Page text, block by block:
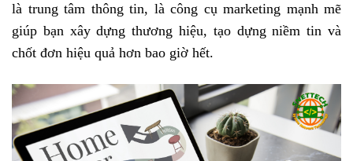
là trung tâm thông tin, là công cụ marketing mạnh mẽ
giúp bạn xây dựng thương hiệu, tạo dựng niềm tin và
chốt đơn hiệu quả hơn bao giờ hết.